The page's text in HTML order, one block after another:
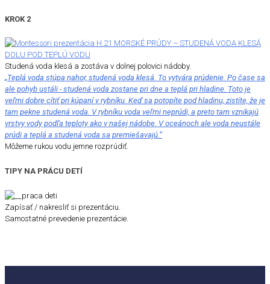
KROK 2
Studená voda klesá a zostáva v dolnej polovici nádoby.
„Teplá voda stúpa nahor, studená voda klesá. To vytvára prúdenie. Po čase sa
ale pohyb ustáli - studená voda zostane pri dne a teplá pri hladine. Toto je
veľmi dobre cítiť pri kúpaní v rybníku. Keď sa potopíte pod hladinu, zistíte, že je
tam pekne studená voda. V rybníku voda veľmi neprúdi, a preto tam vznikajú
vrstvy vody podľa teploty ako v našej nádobe. V oceánoch ale voda neustále
prúdi a teplá a studená voda sa premiešavajú.“
Môžeme rukou vodu jemne rozprúdiť.
TIPY NA PRÁCU DETÍ
Zapísať / nakresliť si prezentáciu.
Samostatné prevedenie prezentácie.